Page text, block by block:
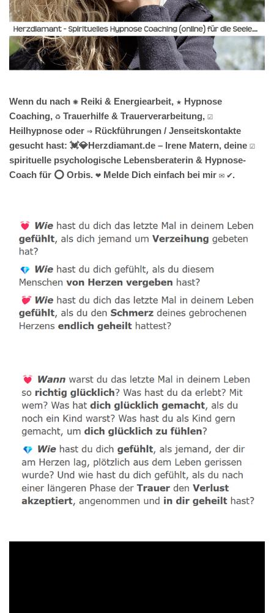
Wenn du nach ✺ Reiki & Energiearbeit, ★ Hypnose
Coaching, ♻ Trauerhilfe & Trauerverarbeitung, ☑️
Heilhypnose oder ⇒ Rückführungen / Jenseitskontakte
gesucht hast: 💓️💎Herzdiamant.de – Irene Matern, deine ☑️
spirituelle psychologische Lebensberaterin & Hypnose-
Coach für ⭕ Orbis. ❤ Melde Dich einfach bei mir ✉ ✔.